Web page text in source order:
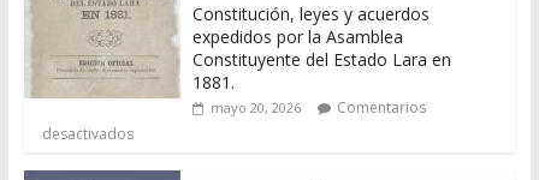
Constitución, leyes y acuerdos
expedidos por la Asamblea
Constituyente del Estado Lara en
1881.
mayo 20, 2026
Comentarios
desactivados